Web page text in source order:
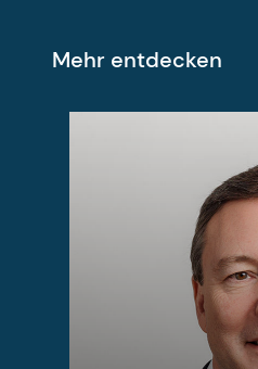
Mehr entdecken